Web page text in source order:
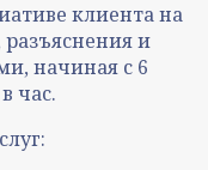
клиента на
и
начиная с 6
час.